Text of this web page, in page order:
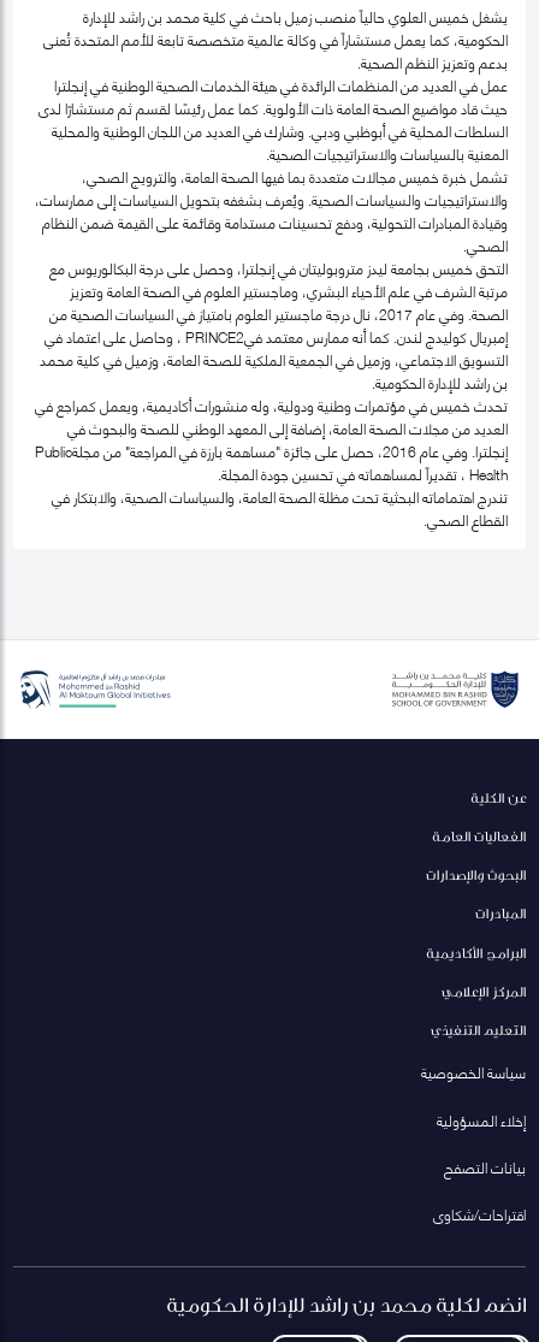
يشغل خميس العلوي حالياً منصب زميل باحث في كلية محمد بن راشد للإدارة
الحكومية، كما يعمل مستشاراً في وكالة عالمية متخصصة تابعة للأمم المتحدة تُعنى
بدعم وتعزيز النظم الصحية.
عمل في العديد من المنظمات الرائدة في هيئة الخدمات الصحية الوطنية في إنجلترا
حيث قاد مواضيع الصحة العامة ذات الأولوية. كما عمل رئيسًا لقسم ثم مستشارًا لدى
السلطات المحلية في أبوظبي ودبي. وشارك في العديد من اللجان الوطنية والمحلية
المعنية بالسياسات والاستراتيجيات الصحية.
تشمل خبرة خميس مجالات متعددة بما فيها الصحة العامة، والترويج الصحي،
والاستراتيجيات والسياسات الصحية. ويُعرف بشغفه بتحويل السياسات إلى ممارسات،
وقيادة المبادرات التحولية، ودفع تحسينات مستدامة وقائمة على القيمة ضمن النظام
الصحي.
التحق خميس بجامعة ليدز متروبوليتان في إنجلترا، وحصل على درجة البكالوريوس مع
مرتبة الشرف في علم الأحياء البشري، وماجستير العلوم في الصحة العامة وتعزيز
الصحة. وفي عام 2017، نال درجة ماجستير العلوم بامتياز في السياسات الصحية من
إمبريال كوليدج لندن. كما أنه ممارس معتمد فيPRINCE2 ، وحاصل على اعتماد في
التسويق الاجتماعي، وزميل في الجمعية الملكية للصحة العامة، وزميل في كلية محمد
بن راشد للإدارة الحكومية.
تحدث خميس في مؤتمرات وطنية ودولية، وله منشورات أكاديمية، ويعمل كمراجع في
العديد من مجلات الصحة العامة، إضافة إلى المعهد الوطني للصحة والبحوث في
إنجلترا. وفي عام 2016، حصل على جائزة "مساهمة بارزة في المراجعة" من مجلةPublic
Health ، تقديراً لمساهماته في تحسين جودة المجلة.
تندرج اهتماماته البحثية تحت مظلة الصحة العامة، والسياسات الصحية، والابتكار في
القطاع الصحي.
عن الكلية
الفعاليات العامة
البحوث والإصدارات
المبادرات
البرامج الأكاديمية
المركز الإعلامي
التعليم التنفيذي
سياسة الخصوصية
إخلاء المسؤولية
بيانات التصفح
اقتراحات/شكاوى
انضم لكلية محمد بن راشد للإدارة الحكومية